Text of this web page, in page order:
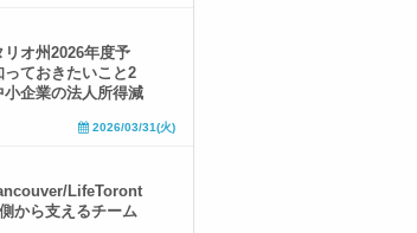
リオ州2026年度予
っておきたいこと2
小企業の法人所得減
2026/03/31(火)
LifeToront
から支えるチーム